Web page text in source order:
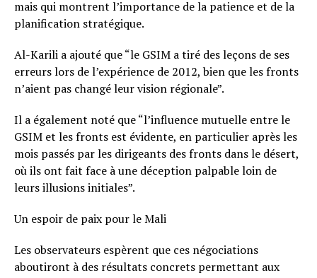
mais qui montrent l’importance de la patience et de la
planification stratégique.
Al-Karili a ajouté que “le GSIM a tiré des leçons de ses
erreurs lors de l’expérience de 2012, bien que les fronts
n’aient pas changé leur vision régionale”.
Il a également noté que “l’influence mutuelle entre le
GSIM et les fronts est évidente, en particulier après les
mois passés par les dirigeants des fronts dans le désert,
où ils ont fait face à une déception palpable loin de
leurs illusions initiales”.
Un espoir de paix pour le Mali
Les observateurs espèrent que ces négociations
aboutiront à des résultats concrets permettant aux